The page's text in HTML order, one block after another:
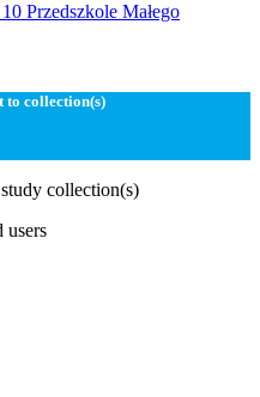
Przedszkole Małego
to collection(s)
collection(s)
users